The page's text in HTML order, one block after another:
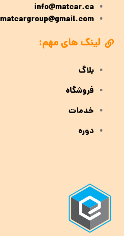
info@matcar.ca
matcargroup@gmail.com
لینک های مهم:
بلاگ
فروشگاه
خدمات
دوره